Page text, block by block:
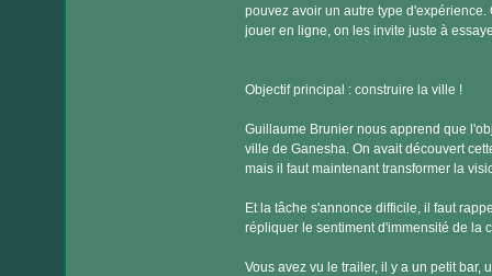
pouvez avoir un autre type
jouer en ligne, on les invite juste à
Objectif principal : construire la ville !
Guillaume Brunier nous apprend que
ville de Ganesha. On avait découvert
mais il faut maintenant transformer la
Et la tâche s'annonce difficile, il faut
répliquer le sentiment d'immensité de la
Vous avez vu le trailer, il y a un petit